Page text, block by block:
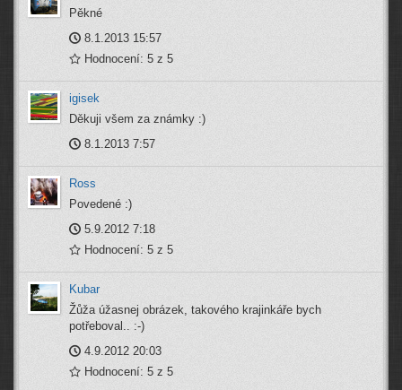
Pěkné
8.1.2013 15:57
Hodnocení: 5 z 5
igisek
Děkuji všem za známky :)
8.1.2013 7:57
Ross
Povedené :)
5.9.2012 7:18
Hodnocení: 5 z 5
Kubar
Žůža úžasnej obrázek, takového krajinkáře bych
potřeboval.. :-)
4.9.2012 20:03
Hodnocení: 5 z 5